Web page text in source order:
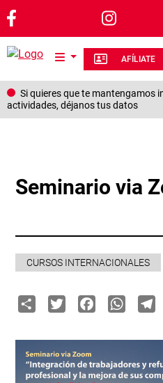
Pasar al contenido principal
AFÍLIATE
Si quieres que te mantengamos
actividades, déjanos tus datos
Seminario via
CURSOS INTERNACIONALES
ShareTwitter